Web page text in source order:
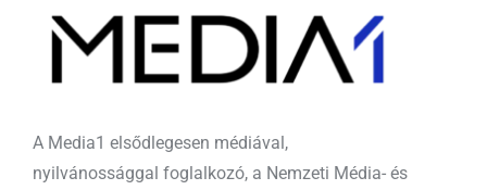
A Media1 elsődlegesen médiával,
nyilvánossággal foglalkozó, a Nemzeti Média- és